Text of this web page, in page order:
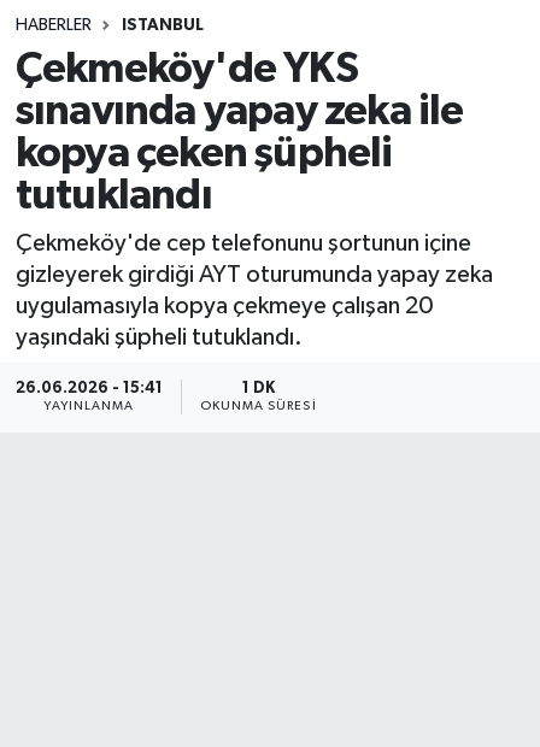
HABERLER ISTANBUL
Çekmeköy'de YKS
sınavında yapay zeka ile
kopya çeken şüpheli
tutuklandı
Çekmeköy'de cep telefonunu şortunun içine
gizleyerek girdiği AYT oturumunda yapay zeka
uygulamasıyla kopya çekmeye çalışan 20
yaşındaki şüpheli tutuklandı.
26.06.2026 - 15:41
YAYINLANMA
1 DK
OKUNMA SÜRESI
Spor
Teknoloji